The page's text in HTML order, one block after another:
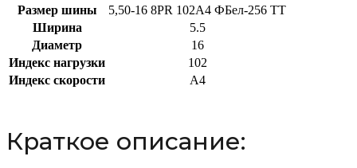
Размер шины
5,50-16 8PR 102A4 ФБел-256 TT
Ширина
5.5
Диаметр
16
Индекс нагрузки
102
Индекс скорости
A4
Краткое описание: